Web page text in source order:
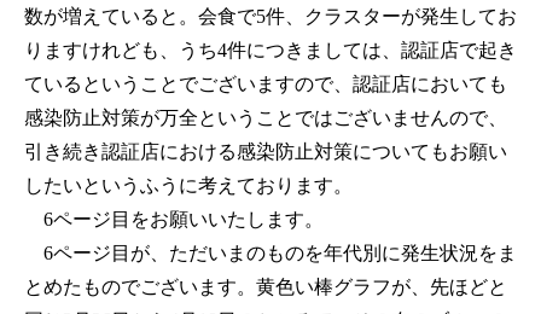
数が増えていると。会食で5件、クラスターが発生してお
りますけれども、うち4件につきましては、認証店で起き
ているということでございますので、認証店においても
感染防止対策が万全ということではございませんので、
引き続き認証店における感染防止対策についてもお願い
したいというふうに考えております。
6ページ目をお願いいたします。
6ページ目が、ただいまのものを年代別に発生状況をま
とめたものでございます。黄色い棒グラフが、先ほどと